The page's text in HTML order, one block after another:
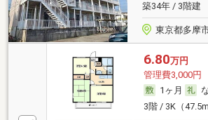
築34年 / 3階建
東京都多摩
6.80万円
管理費3,000円
1ヶ月
3階 / 3K（47.5m